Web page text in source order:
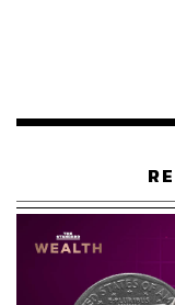
ธนบัตรทุกฉบับที่ออ
กฎหมาย จึงสามาร
ประเทศได้เหมือนธ
ตราต่างประเทศด้ว
บริการแลกเปลี่ยนเ